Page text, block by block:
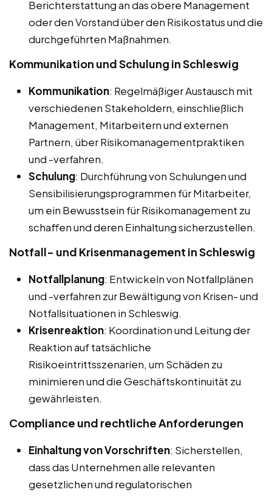
Berichterstattung an das obere Management
oder den Vorstand über den Risikostatus und die
durchgeführten Maßnahmen.
Kommunikation und Schulung in Schleswig
Kommunikation: Regelmäßiger Austausch mit
verschiedenen Stakeholdern, einschließlich
Management, Mitarbeitern und externen
Partnern, über Risikomanagementpraktiken
und -verfahren.
Schulung: Durchführung von Schulungen und
Sensibilisierungsprogrammen für Mitarbeiter,
um ein Bewusstsein für Risikomanagement zu
schaffen und deren Einhaltung sicherzustellen.
Notfall- und Krisenmanagement in Schleswig
Notfallplanung: Entwickeln von Notfallplänen
und -verfahren zur Bewältigung von Krisen- und
Notfallsituationen in Schleswig.
Krisenreaktion: Koordination und Leitung der
Reaktion auf tatsächliche
Risikoeintrittsszenarien, um Schäden zu
minimieren und die Geschäftskontinuität zu
gewährleisten.
Compliance und rechtliche Anforderungen
Einhaltung von Vorschriften: Sicherstellen,
dass das Unternehmen alle relevanten
gesetzlichen und regulatorischen